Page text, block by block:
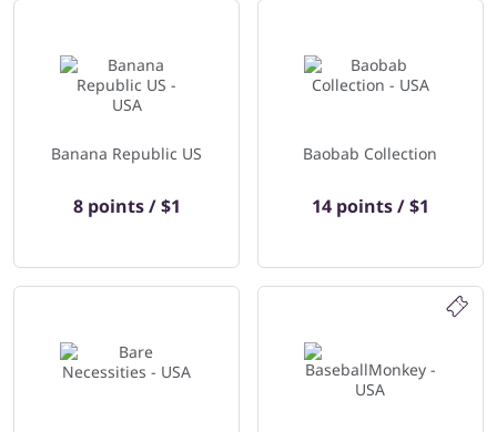
Banana Republic US
8 points / $1
Baobab Collection
14 points / $1